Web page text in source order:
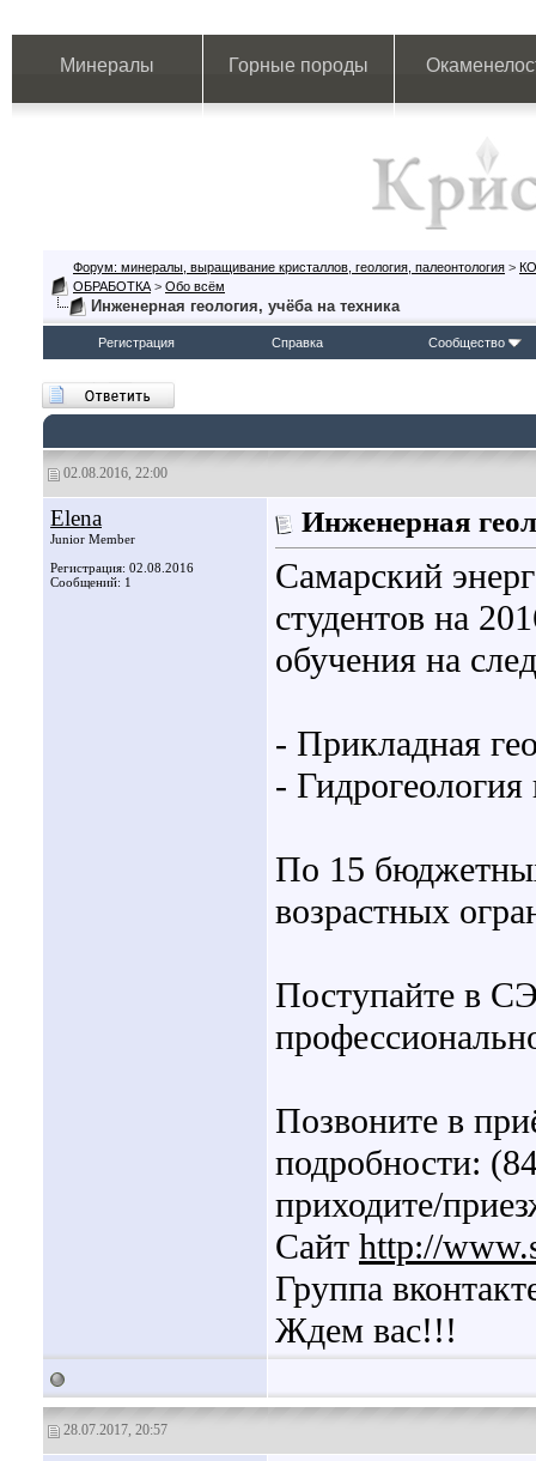
Минералы Горные породы
Форум: минералы, выращивание кристаллов, геология, палеонтология >
ОБРАБОТКА > Обо всём
Инженерная геология, учёба на техника
Регистрация Справка Сообщество
02.08.2016, 22:00
Elena
Junior Member
Регистрация: 02.08.2016
Сообщений: 1
Инженерная
Самарский
студентов на
обучения на
- Прикладная
-
По 15
возрастных
Поступайте в
Позвоните в
подробности:
приходите/
Сайт http://
Группа
Ждем вас!!!
28.07.2017, 20:57